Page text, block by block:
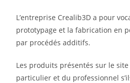
L’entreprise Crealib3D a pour
prototypage et la fabrication en
par procédés additifs.
Les produits présentés sur le
particulier et du professionnel